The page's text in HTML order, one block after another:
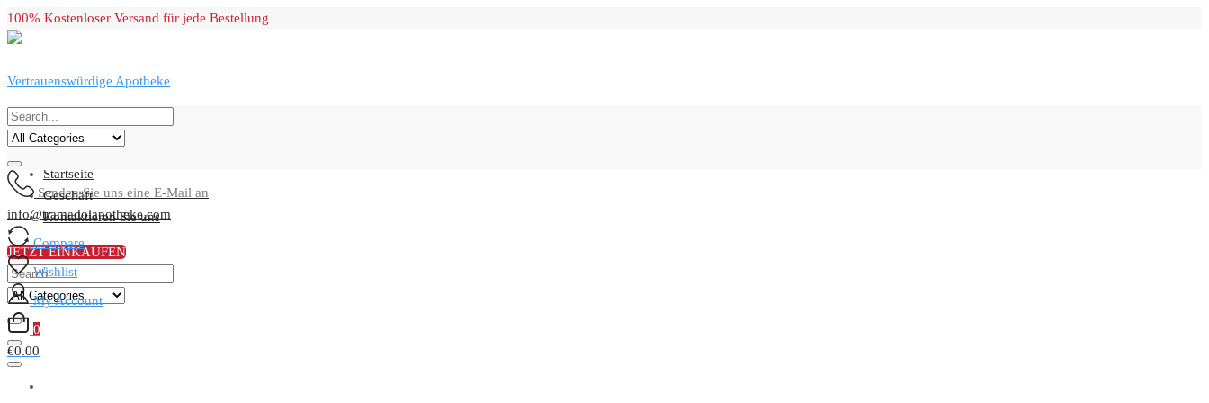
Skip
to
100% Kostenloser Versand für jede Bestellung
Vertrauenswürdige Apotheke
Senden Sie uns eine E-Mail an
info@tramadolapotheke.com
Compare
Wishlist
My Account
0
€0.00
Primary Menu
Startseite
Geschäft
Kontaktieren Sie uns
JETZT EINKAUFEN